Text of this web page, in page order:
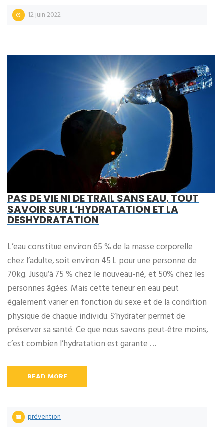
12 juin 2022
PAS DE VIE NI DE TRAIL SANS EAU, TOUT
SAVOIR SUR L’HYDRATATION ET LA
DESHYDRATATION
L’eau constitue environ 65 % de la masse corporelle
chez l’adulte, soit environ 45 L pour une personne de
70kg. Jusqu’à 75 % chez le nouveau-né, et 50% chez les
personnes âgées. Mais cette teneur en eau peut
également varier en fonction du sexe et de la condition
physique de chaque individu. S’hydrater permet de
préserver sa santé. Ce que nous savons peut-être moins,
c’est combien l’hydratation est garante …
READ MORE
prévention